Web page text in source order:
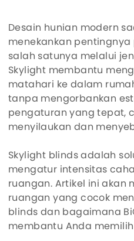
Desain hunian modern
menekankan
salah satunya melalui
Skylight membantu
matahari ke dalam
tanpa mengorbankan
pengaturan yang tepat,
menyilaukan dan
Skylight blinds adalah
mengatur intensitas
ruangan. Artikel ini akan
ruangan yang cocok
blinds dan bagaimana
membantu Anda